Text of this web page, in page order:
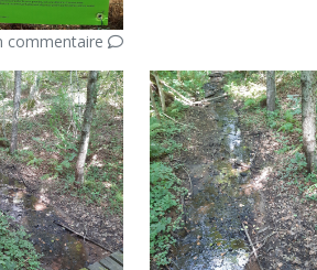
commentaire